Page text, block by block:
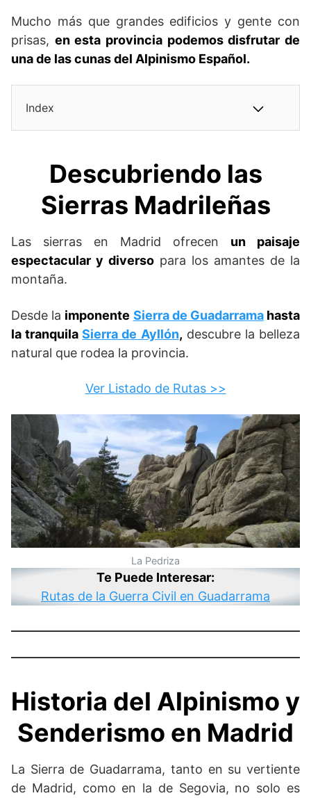
Mucho más que grandes edificios y gente con
prisas, en esta provincia podemos disfrutar de
una de las cunas del Alpinismo Español.
Index
Descubriendo las
Sierras Madrileñas
Las sierras en Madrid ofrecen un paisaje
espectacular y diverso para los amantes de la
montaña.
Desde la imponente Sierra de Guadarramahasta
la tranquilaSierra de Ayllón, descubre la belleza
natural que rodea la provincia.
Ver Listado de Rutas >>
La Pedriza
Te Puede Interesar:
Rutas de la Guerra Civil en Guadarrama
Historia del Alpinismo y
Senderismo en Madrid
La Sierra de Guadarrama, tanto en su vertiente
de Madrid, como en la de Segovia, no solo es